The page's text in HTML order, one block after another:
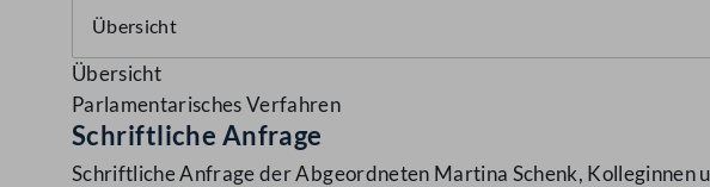
Übersicht
Parlamentarisches Verfahren
Schriftliche Anfrage
Schriftliche Anfrage der Abgeordneten Martina Schenk,